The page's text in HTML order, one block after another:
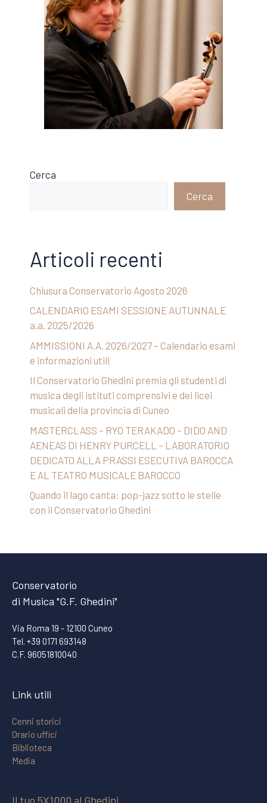
Cerca
Cerca
Articoli recenti
Chiusura Conservatorio Agosto 2026
CALENDARIO ESAMI SESSIONE AUTUNNALE
a.a. 2025/2026
AMMISSIONI A.A. 2026/2027 – Calendario esami
e informazioni utili
Il Conservatorio Ghedini premia gli studenti di
musica degli istituti comprensivi e dei licei
musicali della provincia di Cuneo
MASTERCLASS – RYO TERAKADO – DIDO AND
AENEAS DI HENRY PURCELL – LABORATORIO
DEDICATO ALLA PRASSI ESECUTIVA BAROCCA
E AL TEATRO MUSICALE BAROCCO
Quando il lago canta: pop-jazz sotto le stelle
con il Conservatorio Ghedini
Conservatorio
di Musica "G.F. Ghedini"
Via Roma 19 - 12100 Cuneo
Tel. +39 0171 693148
C.F. 96051810040
Link utili
Cenni storici
Orario uffici
Biblioteca
Media
Il tuo 5X1000 al Ghedini